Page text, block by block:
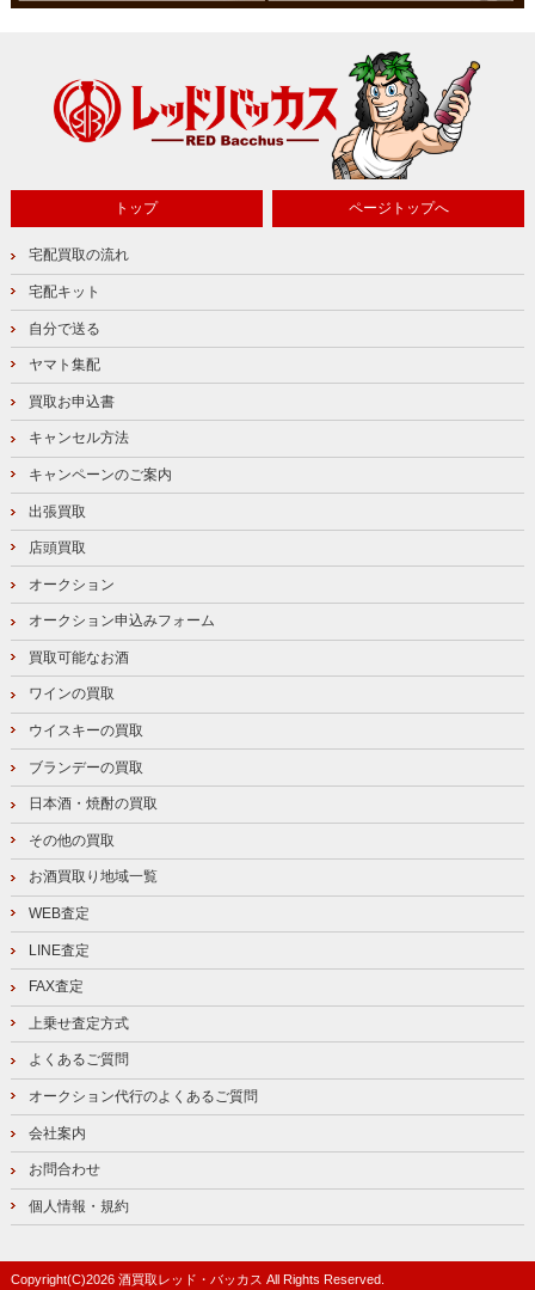
トップ ページトップへ
宅配買取の流れ
宅配キット
自分で送る
ヤマト集配
買取お申込書
キャンセル方法
キャンペーンのご案内
出張買取
店頭買取
オークション
オークション申込みフォーム
買取可能なお酒
ワインの買取
ウイスキーの買取
ブランデーの買取
日本酒・焼酎の買取
その他の買取
お酒買取り地域一覧
WEB査定
LINE査定
FAX査定
上乗せ査定方式
よくあるご質問
オークション代行のよくあるご質問
会社案内
お問合わせ
個人情報・規約
Copyright(C)2026 酒買取レッド・バッカス All Rights Reserved.